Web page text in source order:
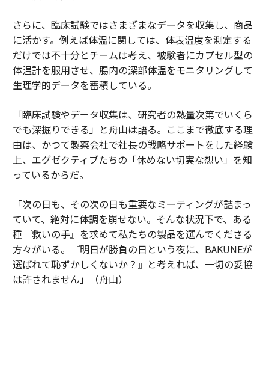
さらに、臨床試験ではさまざまなデータを収集し、商品
に活かす。例えば体温に関しては、体表温度を測定する
だけでは不十分とチームは考え、被験者にカプセル型の
体温計を服用させ、腸内の深部体温をモニタリングして
生理学的データを蓄積している。
「臨床試験やデータ収集は、研究者の熱量次第でいくら
でも深掘りできる」と舟山は語る。ここまで徹底する理
由は、かつて製薬会社で社長の戦略サポートをした経験
上、エグゼクティブたちの「休めない切実な想い」を知
っているからだ。
「次の日も、その次の日も重要なミーティングが詰まっ
ていて、絶対に体調を崩せない。そんな状況下で、ある
種『救いの手』を求めて私たちの製品を選んでくださる
方々がいる。『明日が勝負の日という夜に、BAKUNEが
選ばれて恥ずかしくないか？』と考えれば、一切の妥協
は許されません」（舟山）